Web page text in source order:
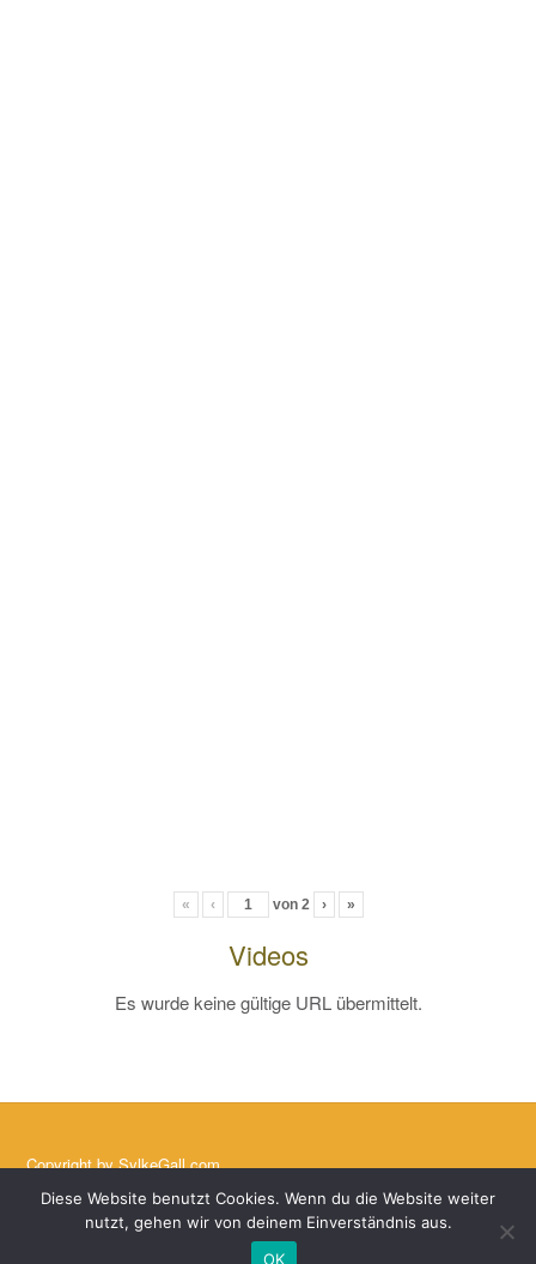
« ‹ von 2 › »
Videos
Es wurde keine gültige URL übermittelt.
Copyright bySylkeGall.com
Kontakt
AGB Impressum Datenschutz
Diese Website benutzt Cookies. Wenn du die Website weiter
nutzt, gehen wir von deinem Einverständnis aus.
OK